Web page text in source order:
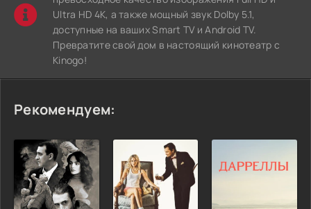
Ultra HD 4K, а также мощный звук Dolby 5.1,
доступные на ваших Smart TV и Android TV.
Превратите свой дом в настоящий кинотеатр с
Kinogo!
Рекомендуем: